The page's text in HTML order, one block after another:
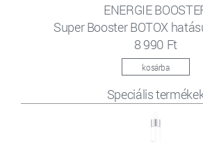
ENERGIE
Super Booster BOTOX
8 990 Ft
kosárba
Speciális